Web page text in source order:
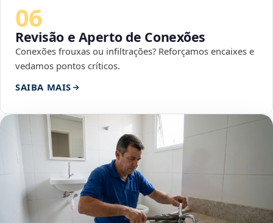
06
Revisão e Aperto de Conexões
Conexões frouxas ou infiltrações? Reforçamos encaixes e
vedamos pontos críticos.
SAIBA MAIS